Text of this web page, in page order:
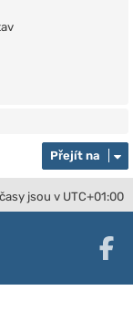
Přejít na
jsou v UTC+01:00